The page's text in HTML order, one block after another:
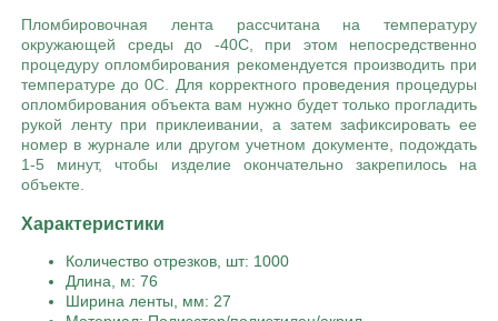
Пломбировочная лента рассчитана на температуру
окружающей среды до -40С, при этом непосредственно
процедуру опломбирования рекомендуется производить при
температуре до 0С. Для корректного проведения процедуры
опломбирования объекта вам нужно будет только прогладить
рукой ленту при приклеивании, а затем зафиксировать ее
номер в журнале или другом учетном документе, подождать
1-5 минут, чтобы изделие окончательно закрепилось на
объекте.
Характеристики
Количество отрезков, шт: 1000
Длина, м: 76
Ширина ленты, мм: 27